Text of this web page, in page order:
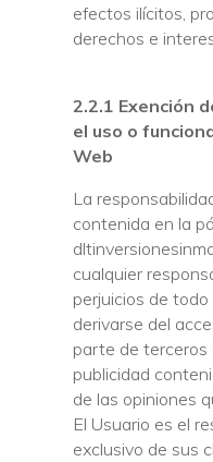
efectos ilícitos,
derechos e
2.2.1 Exención
el uso o
Web
La
contenida en la
cualquier
perjuicios de
derivarse del
parte de terceros
publicidad
de las opiniones
El Usuario es el
exclusivo de sus